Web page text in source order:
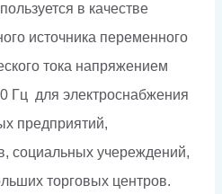
в качестве
источника переменного
тока напряжением
Гц для электроснабжения
предприятий,
социальных учереждений,
торговых центров.